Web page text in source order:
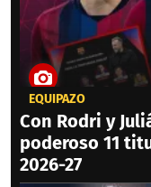
EQUIPAZO
Con Rodri y
poderoso 11
2026-27